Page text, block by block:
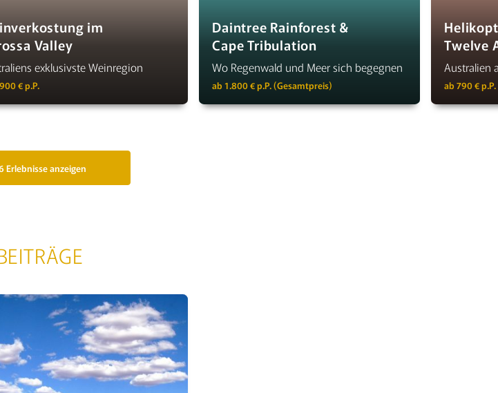
im
Valley
exklusivste Weinregion
€ p.P.
Daintree Rainforest &
Cape Tribulation
Wo Regenwald und Meer sich begegnen
ab 1.800 € p.P. (Gesamtpreis)
Twelve
Australien
ab 790 € p.P.
Erlebnisse anzeigen